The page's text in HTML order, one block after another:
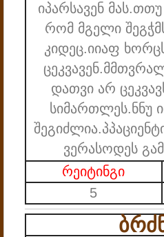
იპარსავენ მას.თთუ
რომ მგელი
კიდეც.იიაფ
ცეკვავენ.მ
დათვი არ
სიმართლეს.ნნუ
შეგიძლია.პ
ვერასოდეს
რეიტინგი
5